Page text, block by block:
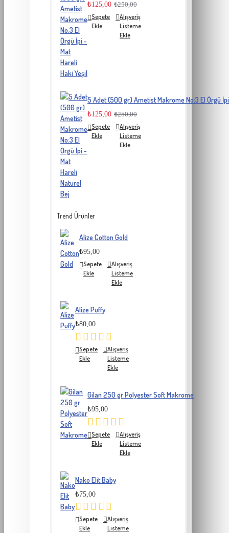
₺125,00 ₺250,00
Sepete
Ekle
Alışveriş
Listeme
Ekle
5 Adet (500 gr) Ametist Makrome No:3 El Örgü
₺125,00 ₺250,00
Sepete
Ekle
Alışveriş
Listeme
Ekle
Trend Ürünler
Alize Cotton Gold
₺95,00
Sepete
Ekle
Alışveriş
Listeme
Ekle
Alize Puffy
₺80,00
Sepete
Ekle
Alışveriş
Listeme
Ekle
Gilan 250 gr Polyester Soft Makrome
₺95,00
Sepete
Ekle
Alışveriş
Listeme
Ekle
Nako Elit Baby
₺75,00
Sepete
Ekle
Alışveriş
Listeme